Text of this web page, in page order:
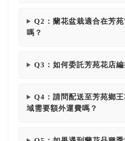
Q2：蘭花盆栽適合在芳
嗎？
Q3：如何委託芳苑花店
Q4：請問配送至芳苑鄉
域需要額外運費嗎？